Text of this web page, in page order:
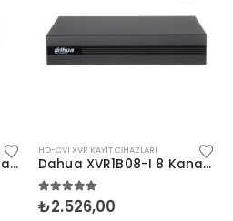
Dahua XVR1B04-I 4 Kanal 1U H.265+ XVR 1x6TB
HD-CVI XVR KAYIT CIHAZLARI
Dahua XVR1B08-I 8 Kanal 1U H.265+ XVR 1x6TB
5.005 üzerinden
₺2.526,00